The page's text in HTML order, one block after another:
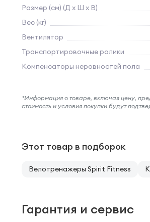
Размер (см) (Д х Ш х В)
Вес (кг)
Вентилятор
Транспортировочные ролики
Компенсаторы неровностей пола
*Информация о товаре, включая цену,
стоимость и условия покупки будут
Этот товар в подборок
Велотренажеры Spirit Fitness
Гарантия и сервис